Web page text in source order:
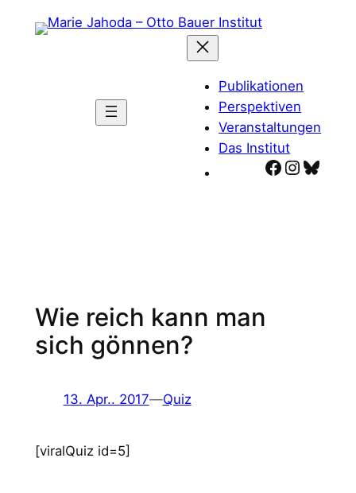
Inhalt
Publikationen
Perspektiven
Veranstaltungen
Das Institut
Facebook
Wie reich kann man
sich gönnen?
13. Apr.. 2017—Quiz
[viralQuiz id=5]